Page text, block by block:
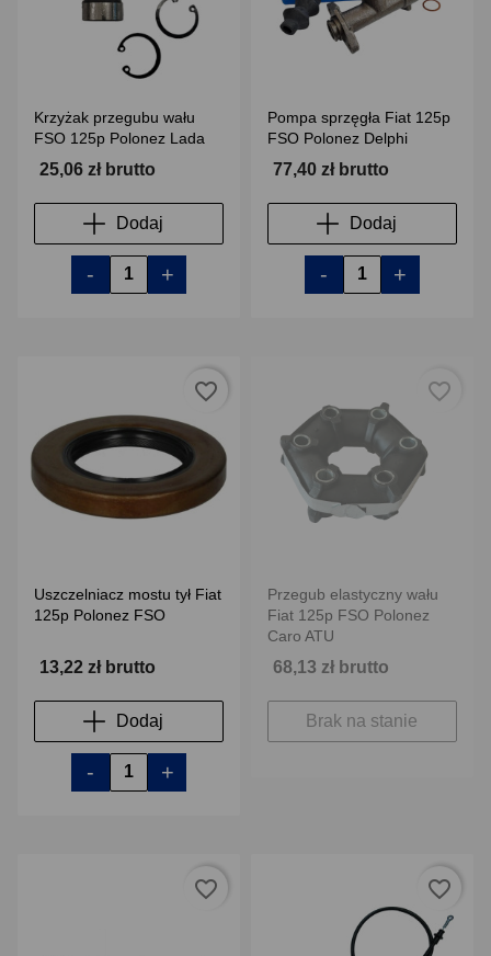
Krzyżak przegubu wału
FSO 125p Polonez Lada
25,06 zł brutto
Dodaj
- +
Pompa sprzęgła Fiat 125p
FSO Polonez Delphi
77,40 zł brutto
Dodaj
- +
Uszczelniacz mostu tył Fiat
125p Polonez FSO
13,22 zł brutto
Dodaj
- +
favorite_border
Przegub elastyczny wału
Fiat 125p FSO Polonez
Caro ATU
68,13 zł brutto
Brak na stanie
favorite_border
favorite_border favorite_border